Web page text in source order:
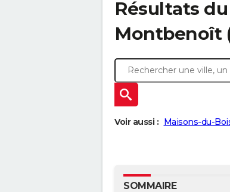
Résultats
Montbenoît
Voir aussi : Maisons-du-
SOMMAIRE